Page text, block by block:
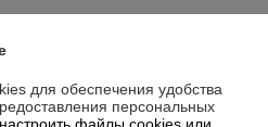
для обеспечения удобства
персональных